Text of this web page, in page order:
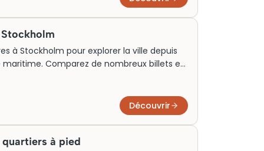
d’acheter vos billets à l’avance pour cette
à Stockholm pour explorer la ville depuis
Comparez de nombreux billets et
Découvrir
à pied